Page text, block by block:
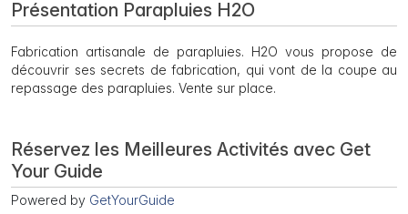
Présentation Parapluies H2O
Fabrication artisanale de parapluies. H2O vous propose de
découvrir ses secrets de fabrication, qui vont de la coupe au
repassage des parapluies. Vente sur place.
Réservez les Meilleures Activités avec Get
Your Guide
Powered by GetYourGuide